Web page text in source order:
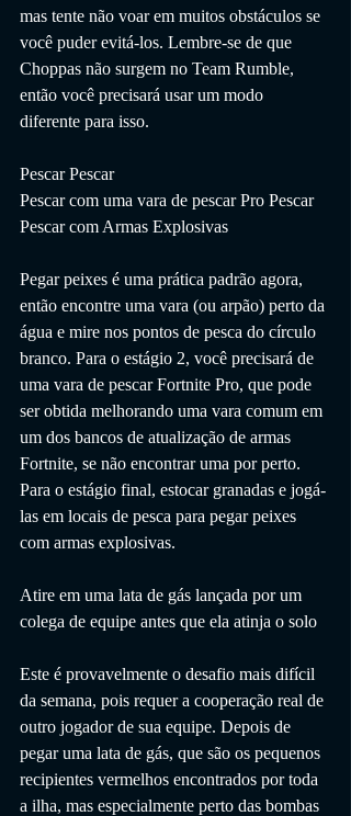
mas tente não voar em muitos obstáculos se
você puder evitá-los. Lembre-se de que
Choppas não surgem no Team Rumble,
então você precisará usar um modo
diferente para isso.
Pescar Pescar
Pescar com uma vara de pescar Pro Pescar
Pescar com Armas Explosivas
Pegar peixes é uma prática padrão agora,
então encontre uma vara (ou arpão) perto da
água e mire nos pontos de pesca do círculo
branco. Para o estágio 2, você precisará de
uma vara de pescar Fortnite Pro, que pode
ser obtida melhorando uma vara comum em
um dos bancos de atualização de armas
Fortnite, se não encontrar uma por perto.
Para o estágio final, estocar granadas e jogá-
las em locais de pesca para pegar peixes
com armas explosivas.
Atire em uma lata de gás lançada por um
colega de equipe antes que ela atinja o solo
Este é provavelmente o desafio mais difícil
da semana, pois requer a cooperação real de
outro jogador de sua equipe. Depois de
pegar uma lata de gás, que são os pequenos
recipientes vermelhos encontrados por toda
a ilha, mas especialmente perto das bombas